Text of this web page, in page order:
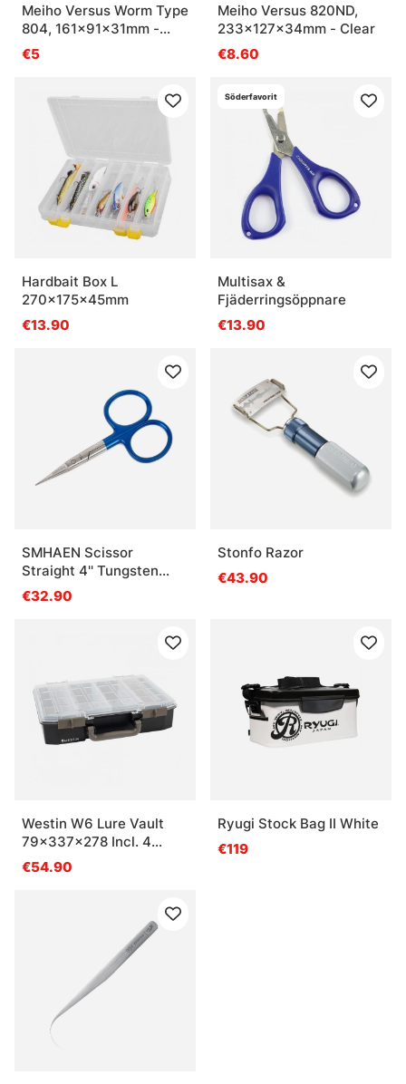
Meiho Versus Worm Type
804, 161x91x31mm -
Black
€5
Meiho Versus 820ND,
233x127x34mm - Clear
€8.60
Hardbait Box L
270x175x45mm
€13.90
Söderfavorit
Multisax &
Fjäderringsöppnare
€13.90
SMHAEN Scissor
Straight 4'' Tungsten
Carbide Fine Blade Blue
€32.90
Stonfo Razor
€43.90
Westin W6 Lure Vault
79x337x278 Incl. 4
inserts Black/Clear
€54.90
Ryugi Stock Bag II White
€119